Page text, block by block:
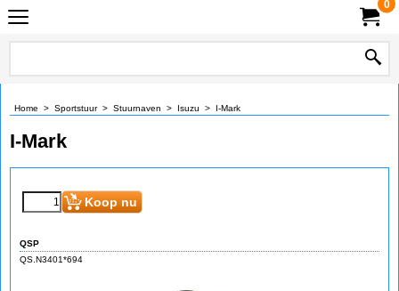
0
Home > Sportstuur> Stuurnaven > Isuzu > I-Mark
I-Mark
Koop nu
QSP
QS.N3401*694